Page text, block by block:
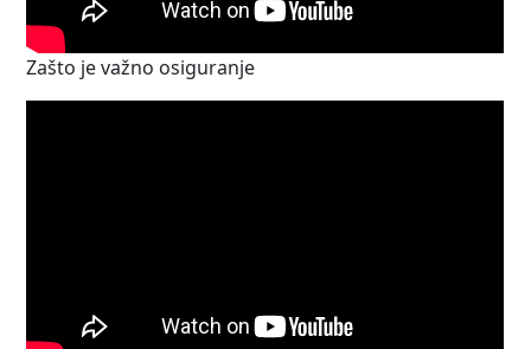
Zašto je važno osiguranje